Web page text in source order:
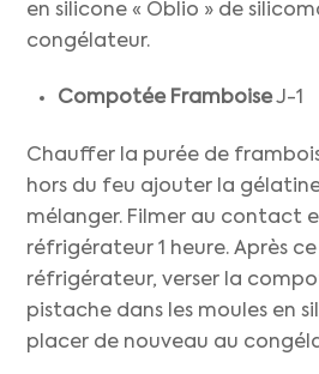
en silicone « Oblio » de
congélateur.
Compotée FramboiseJ-1
Chauffer la purée de
hors du feu ajouter la
mélanger. Filmer au contact
réfrigérateur 1 heure. Après
réfrigérateur, verser la
pistache dans les moules en
placer de nouveau au